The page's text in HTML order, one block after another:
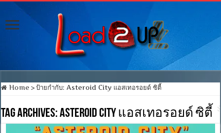
Home > ป้ายกำกับ:Asteroid City แอสเทอรอยด์ ซิตี้
Tag Archives:Asteroid City แอสเทอรอยด์ ซิตี้